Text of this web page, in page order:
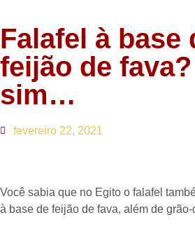
Falafel à base
feijão de fava?
sim…
fevereiro 22, 2021
Você sabia que no Egito o falafel
à base de feijão de fava, além de